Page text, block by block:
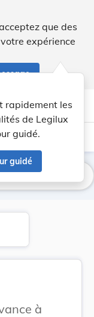
que des
expérience
rapidement les
de Legilux
guidé.
guidé
light_mode dark_mode
à